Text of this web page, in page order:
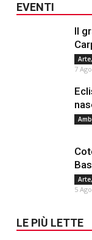
EVENTI
Il
7
5
LE PIÙ LETTE